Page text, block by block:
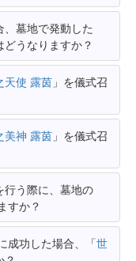
、墓地で発動した
どうなりますか？
天使 露茵 」を儀式召
美神 露茵 」を儀式召
行う際に、墓地の
すか？
成功した場合、「世